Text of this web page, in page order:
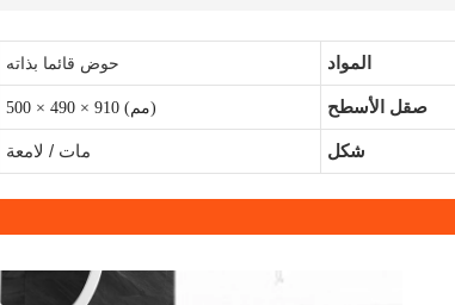
حوض قائما بذاته المواد
500 × 490 × 910 (مم) صقل الأسطح
مات / لامعة شكل